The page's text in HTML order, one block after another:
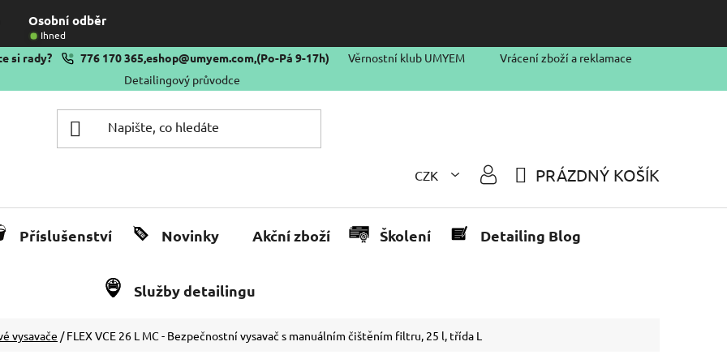
Osobní odběr
Ihned
si rady? 776 170 365,eshop@umyem.com,(Po-Pá 9-17h) Věrnostní klub UMYEM
Vrácení zboží a reklamace
Detailingový průvodce
CZK
KOŠÍK
PRÁZDNÝ KOŠÍK
Příslušenství Novinky Akční zboží Školení Detailing Blog
Služby detailingu
vysavače / FLEX VCE 26 L MC - Bezpečnostní vysavač s manuálním čištěním filtru, 25 l, třída L